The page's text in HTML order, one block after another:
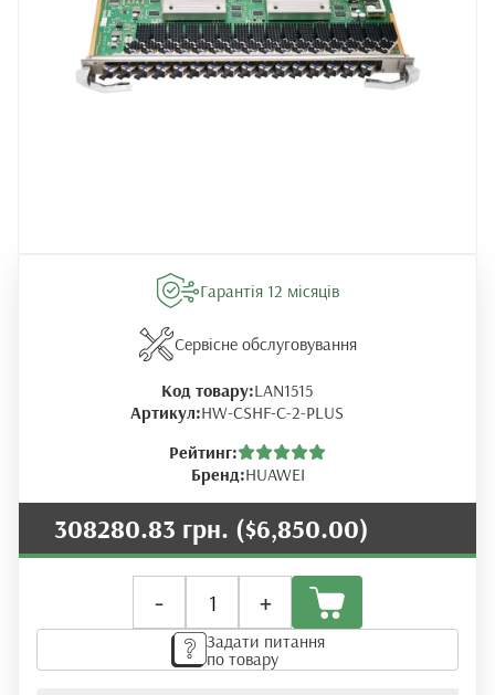
Гарантія 12 місяців
Сервісне обслуговування
Код товару:LAN1515
Артикул:HW-CSHF-C-2-PLUS
Рейтинг:
Бренд:HUAWEI
308280.83 грн. ($6,850.00)
-
розширення
Huawei
CSHF
D
+
Задати питання
по товару